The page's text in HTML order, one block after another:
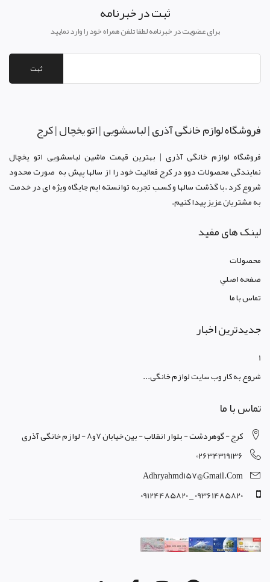
ثبت در خبرنامه
برای عضویت در خبرنامه لطفا تلفن همراه خود را وارد نمایید
ثبت
فروشگاه لوازم خانگی آذری | لباسشویی | اتو یخچال | کرج
فروشگاه لوازم خانگی آذری | بهترین قیمت ماشین لباسشویی اتو یخچال
نمایندگی محصولات دوو در کرجفعالیت خود را از سالها پیش به صورت محدود
شروع کرد .با گذشت سالها و کسب تجربه توانسته ایم جایگاه ویژه ای در خدمت
به مشتریان عزیز پیدا کنیم.
لینک های مفید
محصولات
صفحه اصلي
تماس با ما
جدیدترین اخبار
1
شروع به کار وب سایت لوازم خانگی...
تماس با ما
کرج - گوهردشت - بلوار انقلاب - بین خیابان 7و8 - لوازم خانگی آذری
02634319136
Adhryahmd157@gmail.com
09361485820 _ 09124485820